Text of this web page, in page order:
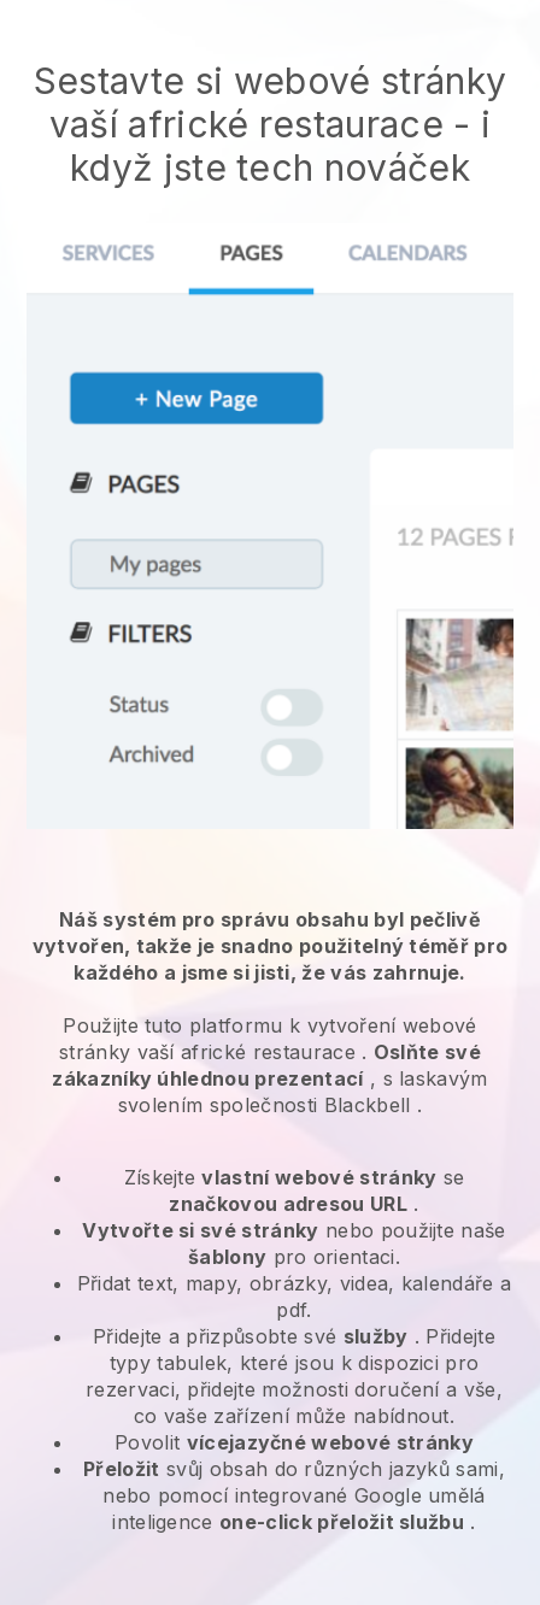
Sestavte si webové stránky
vaší africké restaurace - i
když jste tech nováček
Náš systém pro správu obsahu byl pečlivě
vytvořen, takže je snadno použitelný téměř pro
každého a jsme si jisti, že vás zahrnuje.
Použijte tuto platformu k vytvoření webové
stránky vaší africké restaurace . Oslňte své
zákazníky úhlednou prezentací, s laskavým
svolením společnosti Blackbell .
Získejtevlastní webové stránky se
značkovou adresou URL .
Vytvořte si své stránky nebo použijte naše
šablony pro orientaci.
Přidat text, mapy, obrázky, videa, kalendáře a
pdf.
Přidejte a přizpůsobte své služby . Přidejte
typy tabulek, které jsou k dispozici pro
rezervaci, přidejte možnosti doručení a vše,
co vaše zařízení může nabídnout.
Povolit vícejazyčné webové stránky
Přeložit svůj obsah do různých jazyků sami,
nebo pomocí integrované Google umělá
inteligence one-click přeložit službu .